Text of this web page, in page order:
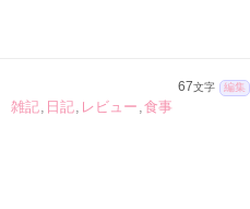
67文字 編集
雑記, 日記, レビュー ,食事